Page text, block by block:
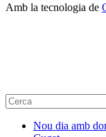
Amb la tecnologia de
Nou dia amb